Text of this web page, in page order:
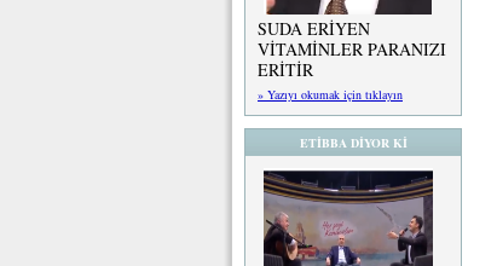
SUDA ERİYEN
VİTAMİNLER PARANIZI
ERİTİR
» Yazıyı okumak için tıklayın
ETİBBA DİYOR Kİ